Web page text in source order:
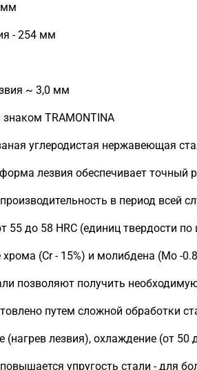
мм
- 254 мм
~ 3,0 мм
TRAMONTINA
углеродистая нержавеющая
лезвия обеспечивает точный
в период всей
55 до 58 HRC (единиц твердости
(Сr - 15%) и молибдена (Mo -
позволяют получить
путем сложной обработки
(нагрев лезвия), охлаждение (от 50
упругость стали - для